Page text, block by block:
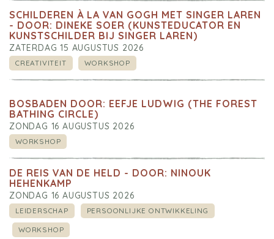
SCHILDEREN À LA VAN GOGH MET SINGER LAREN
- DOOR: DINEKE SOER (KUNSTEDUCATOR EN
KUNSTSCHILDER BIJ SINGER LAREN)
ZATERDAG 15 AUGUSTUS 2026
CREATIVITEIT WORKSHOP
BOSBADEN DOOR: EEFJE LUDWIG (THE FOREST
BATHING CIRCLE)
ZONDAG 16 AUGUSTUS 2026
WORKSHOP
DE REIS VAN DE HELD - DOOR: NINOUK
HEHENKAMP
ZONDAG 16 AUGUSTUS 2026
LEIDERSCHAP PERSOONLIJKE ONTWIKKELING
WORKSHOP